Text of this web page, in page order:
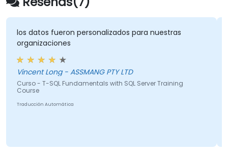
los datos fueron personalizados para nuestras
organizaciones
Vincent Long - ASSMANG PTY LTD
Curso - T-SQL Fundamentals with SQL Server Training
Course
Traducción Automática